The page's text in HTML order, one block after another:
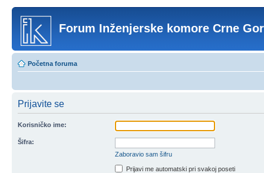
Forum Inženjerske komore Crne
Početna foruma
Prijavite se
Korisničko ime:
Šifra:
Zaboravio sam šifru
Prijavi me automatski pri svakoj poseti